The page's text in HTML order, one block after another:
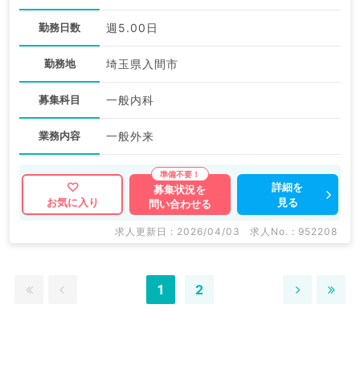
勤務日数 週5.00日
勤務地 埼玉県入間市
募集科目 一般内科
業務内容 一般外来
お気に入り
募集状況を
問い合わせる
詳細を
見る
求人更新日 : 2026/04/03 求人No. : 952208
1 2